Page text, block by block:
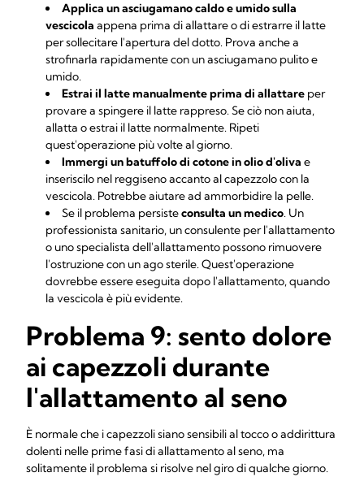
Applica un asciugamano caldo e umido sulla
vescicola appena prima di allattare o di estrarre il latte
per sollecitare l'apertura del dotto. Prova anche a
strofinarla rapidamente con un asciugamano pulito e
umido.
Estrai il latte manualmente prima di allattare per
provare a spingere il latte rappreso. Se ciò non aiuta,
allatta o estrai il latte normalmente. Ripeti
quest'operazione più volte al giorno.
Immergi un batuffolo di cotone in olio d'oliva e
inseriscilo nel reggiseno accanto al capezzolo con la
vescicola. Potrebbe aiutare ad ammorbidire la pelle.
Se il problema persisteconsulta un medico. Un
professionista sanitario, un consulente per l'allattamento
o uno specialista dell'allattamento possono rimuovere
l'ostruzione con un ago sterile. Quest'operazione
dovrebbe essere eseguita dopo l'allattamento, quando
la vescicola è più evidente.
Problema 9: sento dolore
ai capezzoli durante
l'allattamento al seno
È normale che i capezzoli siano sensibili al tocco o addirittura
dolenti nelle prime fasi di allattamento al seno, ma
solitamente il problema si risolve nel giro di qualche giorno.